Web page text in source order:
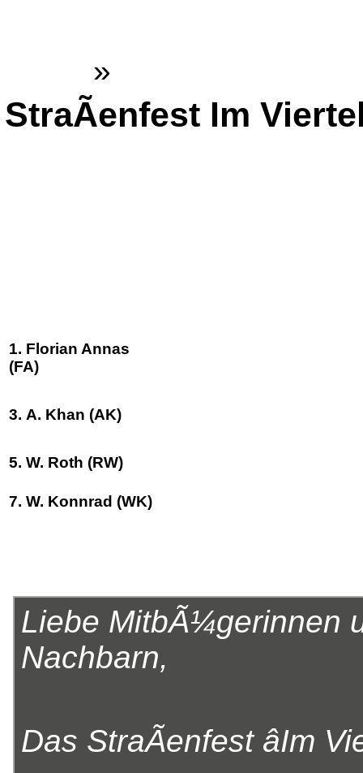
»
StraÃenfest Im
1. Florian Annas
(FA)
3. A. Khan (AK)
5. W. Roth (RW)
7. W. Konnrad (WK)
Liebe MitbÃ¼gerinnen
Nachbarn,
Das StraÃenfest âIm